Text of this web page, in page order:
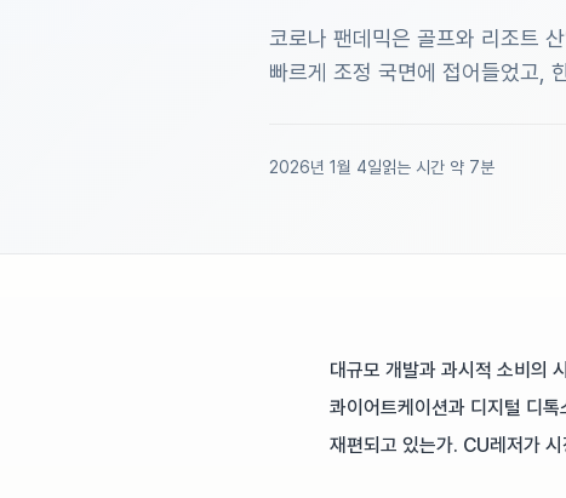
코로나 팬데믹은 골프와 리조트
빠르게 조정 국면에 접어들었고,
2026년 1월 4일읽는 시간 약 7분
대규모 개발과 과시적 소비의
콰이어트케이션과 디지털 디
재편되고 있는가. CU레저가